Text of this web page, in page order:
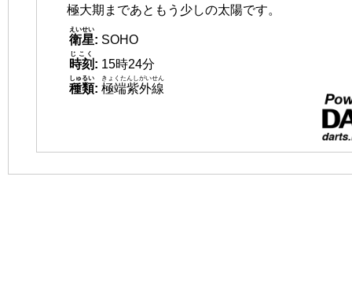
極大期まであともう少しの太陽です。
衛星
えいせい
: SOHO
時刻
じこく
: 15時24分
種類
しゅるい
: 極端紫外線
きょくたんしがいせん